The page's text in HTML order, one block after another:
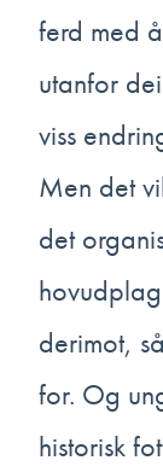
ferd med
utanfor
viss
Men det
det
derimot,
for. Og
historisk